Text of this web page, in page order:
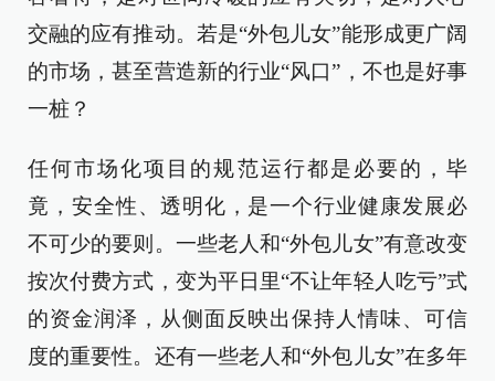
交融的应有推动。若是“外包儿女”能形成更广阔
的市场，甚至营造新的行业“风口”，不也是好事
一桩？
任何市场化项目的规范运行都是必要的，毕
竟，安全性、透明化，是一个行业健康发展必
不可少的要则。一些老人和“外包儿女”有意改变
按次付费方式，变为平日里“不让年轻人吃亏”式
的资金润泽，从侧面反映出保持人情味、可信
度的重要性。还有一些老人和“外包儿女”在多年